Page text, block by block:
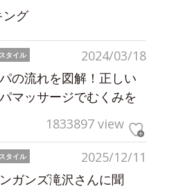
ング
2024/03/18
タイル
の流れを図解！正しい
マッサージでむくみを
1833897 view
2025/12/11
タイル
ガンズ滝沢さんに聞